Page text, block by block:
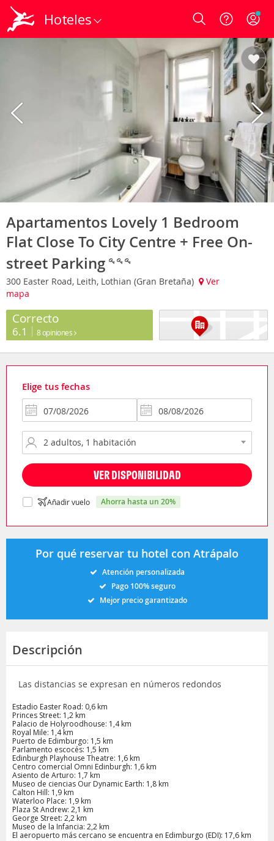
Hoteles Login
Apartamentos Lovely 1 Bedroom
Flat Close To City Centre + Free On-
street Parking
300 Easter Road, Leith, Lothian (Gran Bretaña)
Ver
mapa
Correcto
6.1 8 opiniones
Elige tus fechas
VER DISPONIBILIDAD
Añadir vuelo ahorra hasta un 20%
Por qué reservar tu hotel con Atrápalo
Atención personalizada
Pago 100% seguro
Mejor precio garantizado
Descripción
Las distancias se expresan en números redondos
Estadio Easter Road: 0,6 km
Princes Street: 1,2 km
Palacio de Holyroodhouse: 1,4 km
Royal Mile: 1,4 km
Puerto de Edimburgo: 1,5 km
Parlamento escocés: 1,5 km
Edinburgh Playhouse Theatre: 1,6 km
Centro comercial Omni Edinburgh: 1,6 km
Asiento de Arturo: 1,7 km
Museo de ciencias Our Dynamic Earth: 1,8 km
Calton Hill: 1,9 km
Waterloo Place: 1,9 km
Plaza St Andrew: 2,1 km
George Street: 2,2 km
Museo de la Infancia: 2,2 km
El aeropuerto más cercano se encuentra en Edimburgo (EDI): 17,6 km